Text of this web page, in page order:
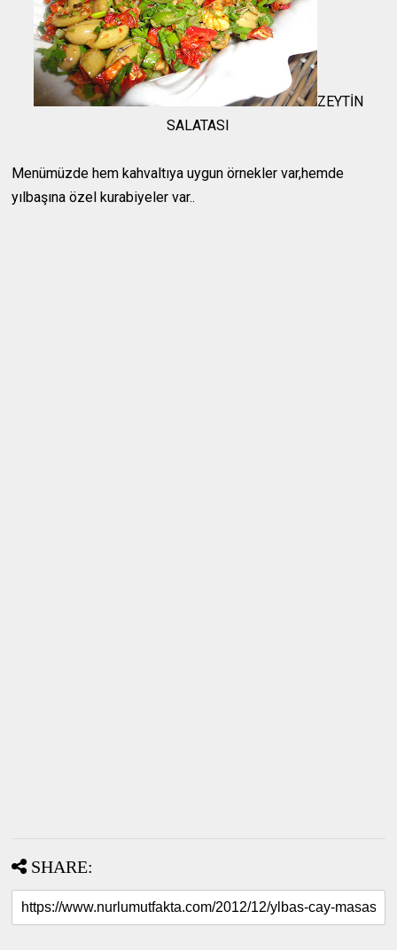
ZEYTİN
SALATASI
Menümüzde hem kahvaltıya uygun örnekler var,hemde
yılbaşına özel kurabiyeler var..
SHARE: